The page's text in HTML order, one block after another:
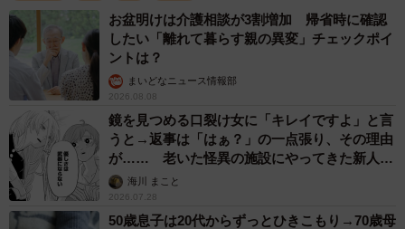
に充てていたことが分かります。一方、「30分未満」は
16.0%でした。
また、「日によって大きく異なる」と回答した人も18.0%
おり、日によって業務量にばらつきがあることもうかがえ
ます。
お盆明けは介護相談が3割増加 帰省時に確認
したい「離れて暮らす親の異変」チェックポイ
ントは？
まいどなニュース情報部
2026.08.08
鏡を見つめる口裂け女に「キレイですよ」と言
うと→返事は「はぁ？」の一点張り、その理由
が…… 老いた怪異の施設にやってきた新人介
護士【漫画】
海川 まこと
2026.07.28
50歳息子は20代からずっとひきこもり→70歳母